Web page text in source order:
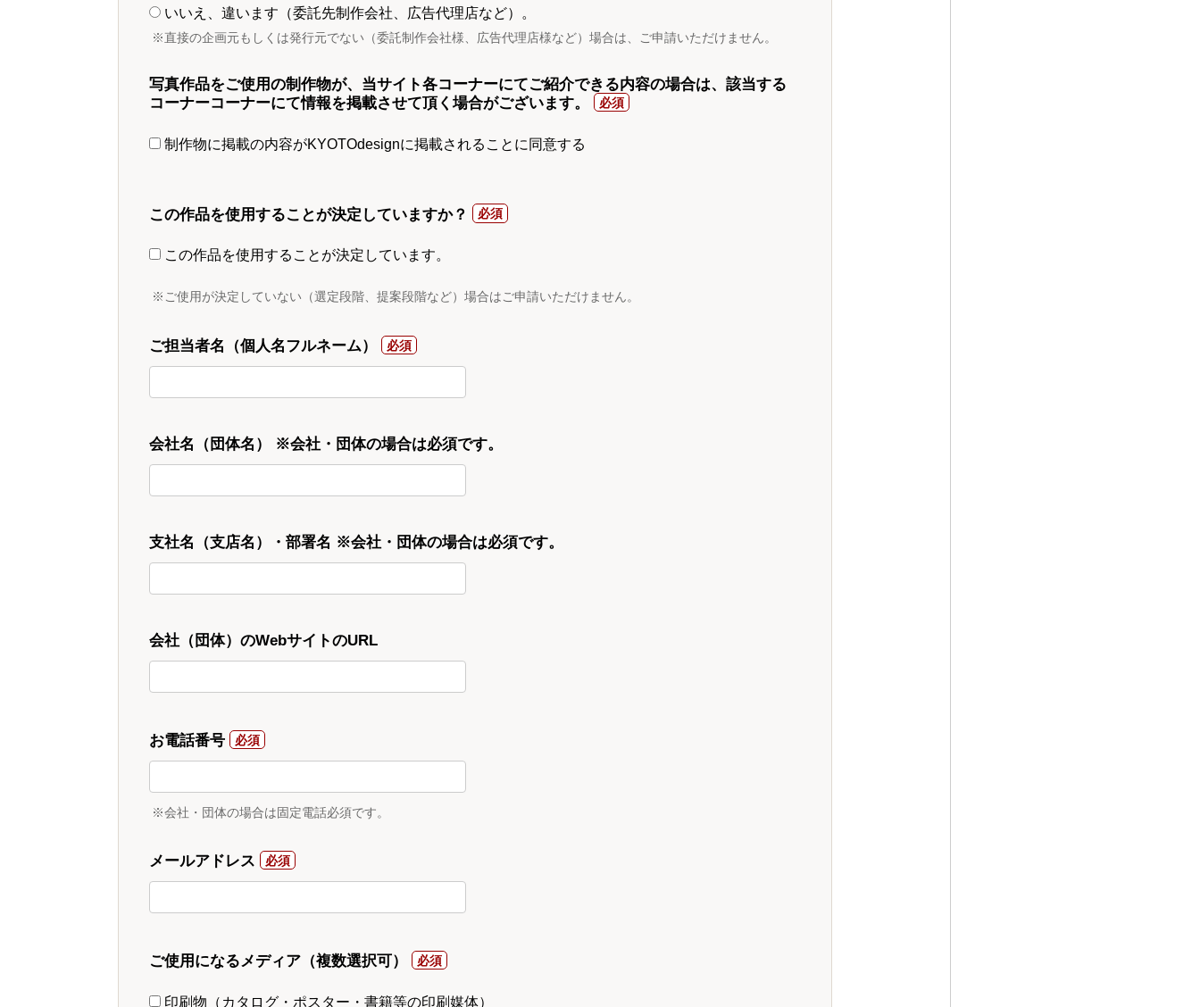
いいえ、違います（委託先制作会社、広告代理店など）。
※直接の企画元もしくは発行元でない（委託制作会社様、広告代理店様など）場合は、ご申請いただけません。
写真作品をご使用の制作物が、当サイト各コーナーにてご紹介できる内容の場合は、該当する
コーナーコーナーにて情報を掲載させて頂く場合がございます。
制作物に掲載の内容がKYOTOdesignに掲載されることに同意する
この作品を使用することが決定していますか？
この作品を使用することが決定しています。
※ご使用が決定していない（選定段階、提案段階など）場合はご申請いただけません。
ご担当者名（個人名フルネーム）
会社名（団体名） ※会社・団体の場合は必須です。
支社名（支店名）・部署名 ※会社・団体の場合は必須です。
会社（団体）のWebサイトのURL
お電話番号
※会社・団体の場合は固定電話必須です。
メールアドレス
ご使用になるメディア（複数選択可）
印刷物（カタログ・ポスター・書籍等の印刷媒体）